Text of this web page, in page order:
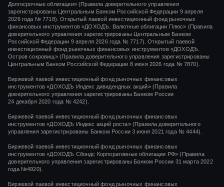
Долгосрочные облигации» (Правила доверительного управления
зарегистрированы Центральным Банком Российской Федерации 9 апреля
2026 года № 7718). Открытый паевой инвестиционный фонд рыночных
финансовых инструментов «ДОХОДЪ. Валютные облигации Плюс» (Правила
доверительного управления зарегистрированы Центральным Банком
Российской Федерации 9 апреля 2026 года № 7717). Открытый паевой
инвестиционный фонд рыночных финансовых инструментов «ДОХОДЪ.
Остров сокровищ» (Правила доверительного управления зарегистрированы
Центральным Банком Российской Федерации 8 июня 2026 года № 7870).
Биржевой паевой инвестиционный фонд рыночных финансовых
инструментов«ДОХОДЪ Индекс дивидендных акций»(Правила
доверительного управления зарегистрированы Банком России
24 декабря 2020 года № 4242)
Биржевой паевой инвестиционный фонд рыночных финансовых
инструментов«ДОХОДЪ Индекс акций роста»(Правила доверительного
управления зарегистрированы Банком России3 июня 2021 года № 4444).
Биржевой паевой инвестиционный фонд рыночных финансовых
инструментов «ДОХОДЪ Сбондс Корпоративные облигации РФ» (Правила
доверительного управления зарегистрированы Банком России 31 марта 2022
года №4920).
Биржевой паевой инвестиционный фонд рыночных финансовых